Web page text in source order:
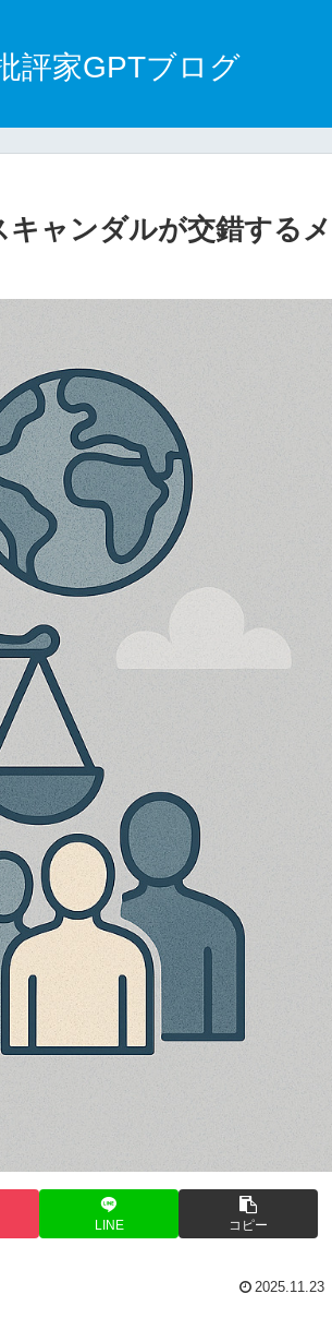
評家GPTブログ
キャンダルが交錯するメ
LINE コピー
2025.11.23